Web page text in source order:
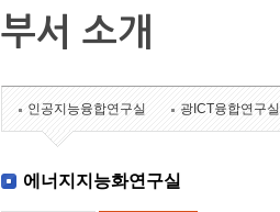
부서 소개
인공지능융합연구실 광ICT융합연구실
에너지지능화연구실